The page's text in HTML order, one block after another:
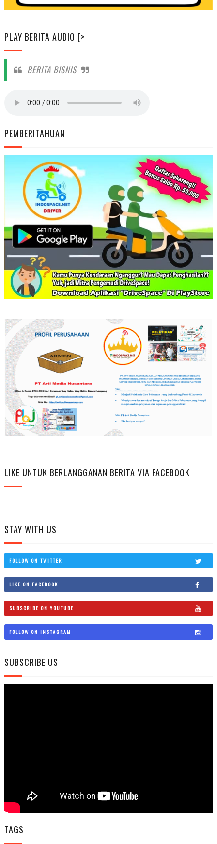
PLAY BERITA AUDIO [>
BERITA BISNIS
PEMBERITAHUAN
LIKE UNTUK BERLANGGANAN BERITA VIA FACEBOOK
STAY WITH US
FOLLOW ON TWITTER
LIKE ON FACEBOOK
SUBSCRIBE ON YOUTUBE
FOLLOW ON INSTAGRAM
SUBSCRIBE US
TAGS